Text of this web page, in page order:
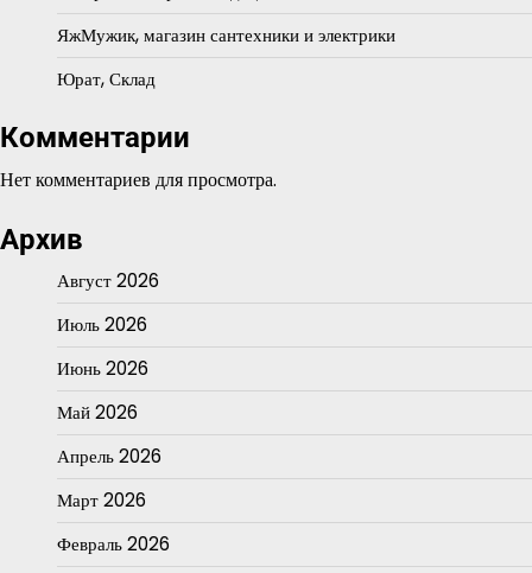
ЯжМужик, магазин сантехники и электрики
Юрат, Склад
Комментарии
Нет комментариев для просмотра.
Архив
Август 2026
Июль 2026
Июнь 2026
Май 2026
Апрель 2026
Март 2026
Февраль 2026